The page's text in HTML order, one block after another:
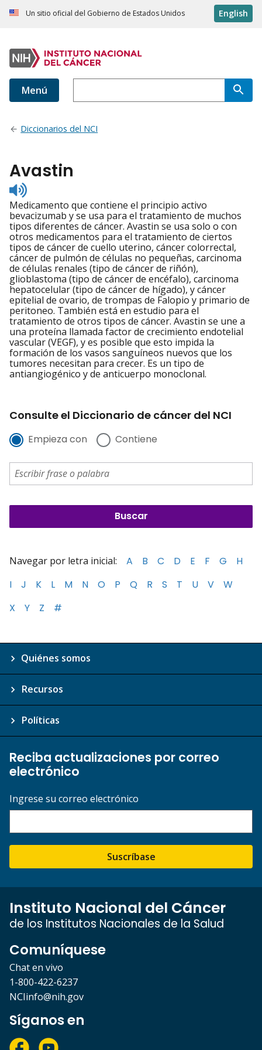
Un sitio oficial del Gobierno de Estados Unidos English
Menú
Diccionarios del NCI
Avastin
Listen
to
pronunciation
Medicamento que contiene el principio activo
bevacizumab y se usa para el tratamiento de muchos
tipos diferentes de cáncer. Avastin se usa solo o con
otros medicamentos para el tratamiento de ciertos
tipos de cáncer de cuello uterino, cáncer colorrectal,
cáncer de pulmón de células no pequeñas, carcinoma
de células renales (tipo de cáncer de riñón),
glioblastoma (tipo de cáncer de encéfalo), carcinoma
hepatocelular (tipo de cáncer de hígado), y cáncer
epitelial de ovario, de trompas de Falopio y primario de
peritoneo. También está en estudio para el
tratamiento de otros tipos de cáncer. Avastin se une a
una proteína llamada factor de crecimiento endotelial
vascular (VEGF), y es posible que esto impida la
formación de los vasos sanguíneos nuevos que los
tumores necesitan para crecer. Es un tipo de
antiangiogénico y de anticuerpo monoclonal.
Consulte el Diccionario de cáncer del NCI
Empieza con Contiene
Navegar por letra inicial: A B C D E F G
H
I
J K L M N O P Q R S T U V
W
X
Y Z #
Quiénes somos
Recursos
Políticas
Reciba actualizaciones por correo
electrónico
Ingrese su correo electrónico
Suscríbase
Instituto Nacional del Cáncer
de los Institutos Nacionales de la Salud
Comuníquese
Chat en vivo
1-800-422-6237
NCIinfo@nih.gov
Síganos en